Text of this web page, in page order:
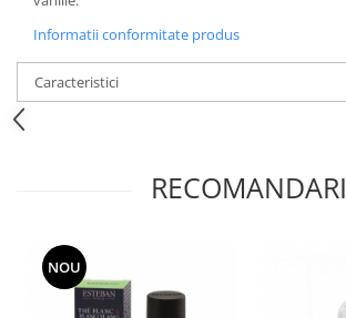
Informatii conformitate produs
Caracteristici
RECOMANDARI
NOU